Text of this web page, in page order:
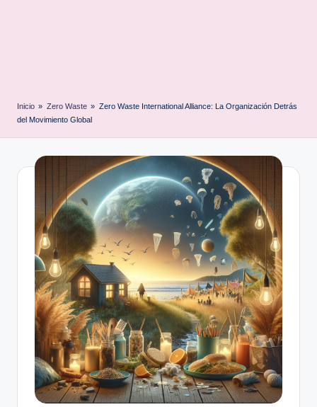
Inicio » Zero Waste » Zero Waste International Alliance: La Organización Detrás
del Movimiento Global